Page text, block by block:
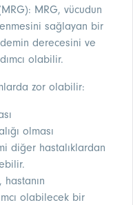
MRG, vücudun
sağlayan bir
derecesini ve
olabilir.
zor olabilir:
olması
diğer hastalıklardan
olabilecek bir